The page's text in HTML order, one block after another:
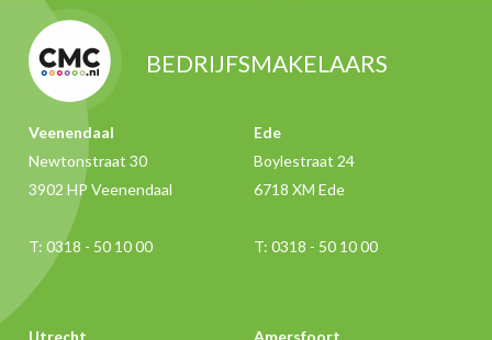
BEDRIJFSMAKELAARS
Veenendaal
Newtonstraat 30
3902 HP Veenendaal
T: 0318 - 50 10 00
Ede
Boylestraat 24
6718 XM Ede
T: 0318 - 50 10 00